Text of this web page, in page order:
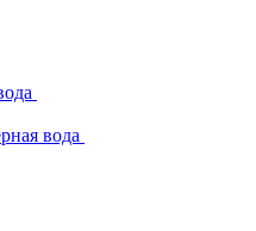
вода